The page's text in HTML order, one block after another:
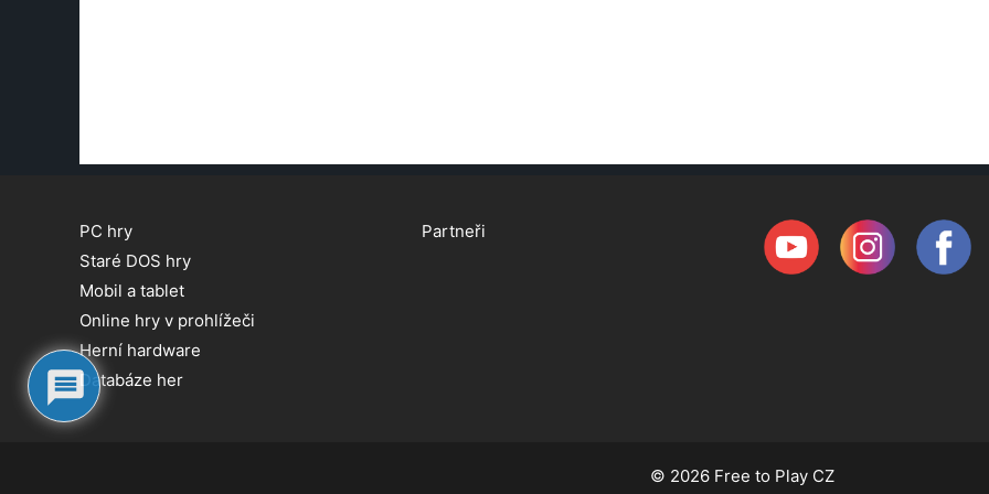
PC hry
Staré DOS hry
Mobil a tablet
Online hry v prohlížeči
Herní hardware
Databáze her
Partneři
© 2026 Free to Play CZ